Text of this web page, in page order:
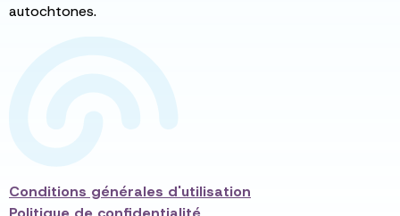
autochtones.
Conditions générales d'utilisation